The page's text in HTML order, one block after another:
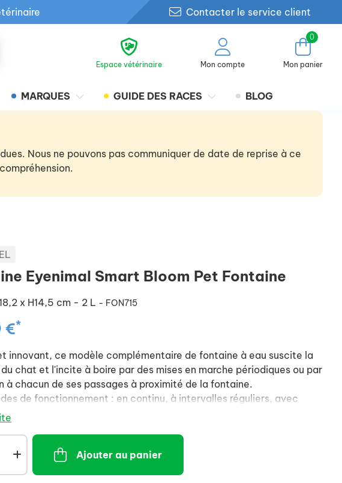
Contacter le service client
Espace vétérinaire Mon compte
0
Mon panier
MARQUES GUIDE DES RACES BLOG
Nous ne pouvons pas communiquer de date de reprise à ce
Eyenimal Smart Bloom Pet Fontaine
x H14,5 cm - 2 L - FON715
€*
innovant, ce modèle complémentaire de fontaine à eau suscite la
chat et l'incite à boire par des mises en marche périodiques ou par
à chacun de ses passages à proximité de la fontaine.
de fonctionnement : en continu, à intervalles réguliers, avec
de mouvement.
de remplacement de filtre.
de niveau d'eau.
Marche/Arrêt.
Ajouter au panier